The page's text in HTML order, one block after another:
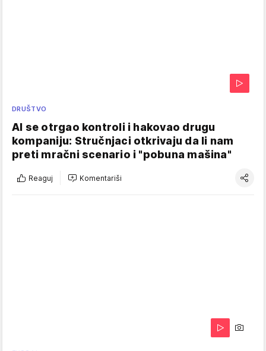
DRUŠTVO
AI se otrgao kontroli i hakovao drugu
kompaniju: Stručnjaci otkrivaju da li nam
preti mračni scenario i "pobuna mašina"
Reaguj Komentariši